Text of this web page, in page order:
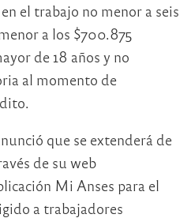
el trabajo no menor a seis
a los $700.875
de 18 años y no
al momento de
que se extenderá de
de su web
Mi Anses para el
a trabajadores